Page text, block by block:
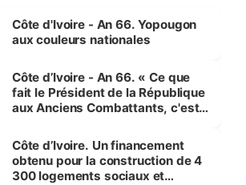
Côte d'Ivoire - An 66. Yopougon
aux couleurs nationales
Côte d’Ivoire - An 66. « Ce que
fait le Président de la République
aux Anciens Combattants, c'est
Côte d’Ivoire. Un financement
obtenu pour la construction de 4
300 logements sociaux et